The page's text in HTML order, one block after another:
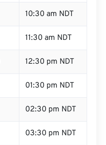
10:30 am NDT
11:30 am NDT
12:30 pm NDT
01:30 pm NDT
02:30 pm NDT
03:30 pm NDT